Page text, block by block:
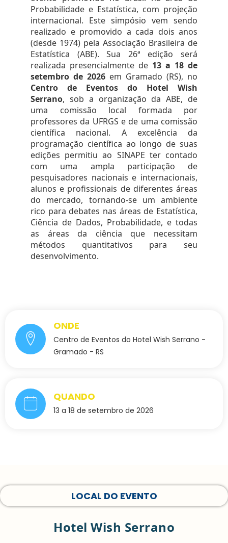
Probabilidade e Estatística, com projeção
internacional. Este simpósio vem sendo
realizado e promovido a cada dois anos
(desde 1974) pela Associação Brasileira de
Estatística (ABE). Sua 26ª edição será
realizada presencialmente de 13 a 18 de
setembro de 2026 em Gramado (RS), no
Centro de Eventos do Hotel Wish
Serrano, sob a organização da ABE, de
uma comissão local formada por
professores da UFRGS e de uma comissão
científica nacional. A excelência da
programação científica ao longo de suas
edições permitiu ao SINAPE ter contado
com uma ampla participação de
pesquisadores nacionais e internacionais,
alunos e profissionais de diferentes áreas
do mercado, tornando-se um ambiente
rico para debates nas áreas de Estatística,
Ciência de Dados, Probabilidade, e todas
as áreas da ciência que necessitam
métodos quantitativos para seu
desenvolvimento.
ONDE
Centro de Eventos do Hotel Wish Serrano -
Gramado - RS
QUANDO
13 a 18 de setembro de 2026
LOCAL DO EVENTO
Hotel Wish Serrano